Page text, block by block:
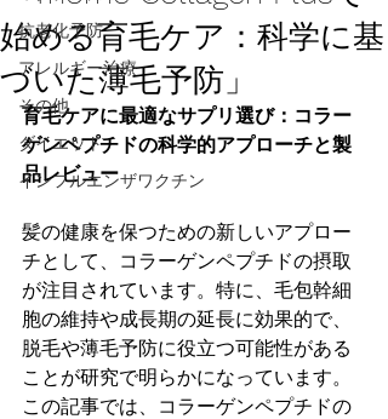
抗老化予防
アレルギー治療
その他
ダイエット
インフルエンザワクチン
始める育毛ケア：科学に基
づいた薄毛予防」
育毛ケアに最適なサプリ選び：コラー
ゲンペプチドの科学的アプローチと製
品レビュー
髪の健康を保つための新しいアプロー
チとして、コラーゲンペプチドの摂取
が注目されています。特に、毛包幹細
胞の維持や成長期の延長に効果的で、
脱毛や薄毛予防に役立つ可能性がある
ことが研究で明らかになっています。
この記事では、コラーゲンペプチドの